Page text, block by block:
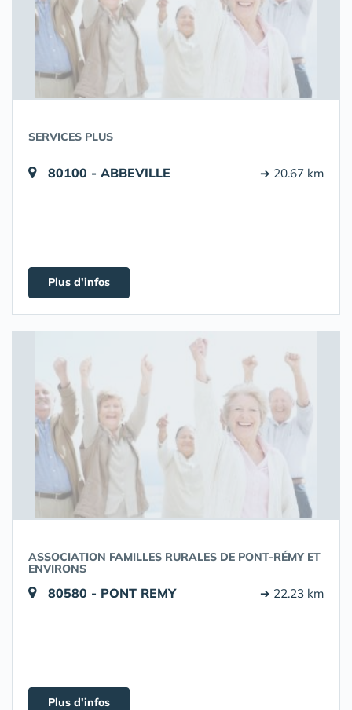
SERVICES PLUS
80100 - ABBEVILLE ➔ 20.67 km
Plus d'infos
ASSOCIATION FAMILLES RURALES DE PONT-RÉMY ET
ENVIRONS
80580 - PONT REMY ➔ 22.23 km
Plus d'infos